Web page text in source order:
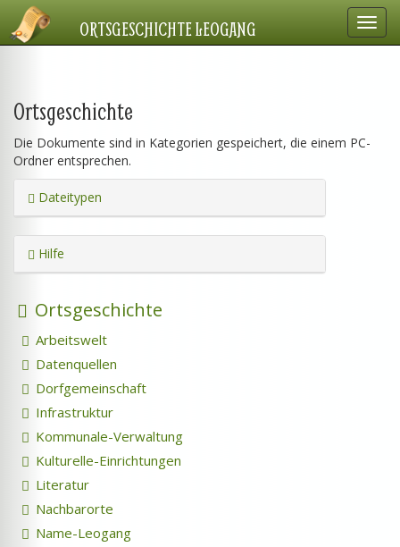
ORTSGESCHICHTE LEOGANG
Ortsgeschichte
Die Dokumente sind in Kategorien gespeichert, die einem PC-
Ordner entsprechen.
Dateitypen
Hilfe
Ortsgeschichte
Arbeitswelt
Datenquellen
Dorfgemeinschaft
Infrastruktur
Kommunale-Verwaltung
Kulturelle-Einrichtungen
Literatur
Nachbarorte
Name-Leogang